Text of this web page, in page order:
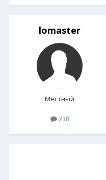
lomaster
Местный
238